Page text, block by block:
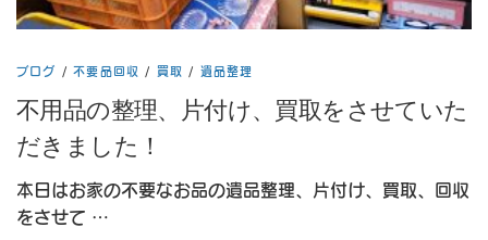
ブログ /不要品回収 / 買取 / 遺品整理
不用品の整理、片付け、買取をさせていた
だきました！
本日はお家の不要なお品の遺品整理、片付け、買取、回収
をさせて …